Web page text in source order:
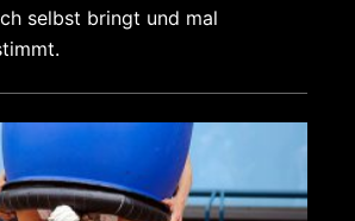
selbst bringt und mal